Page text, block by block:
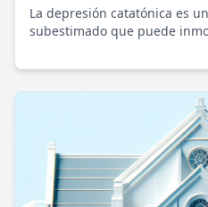
La depresión catatónica es
subestimado que puede
fomentar comprensión y